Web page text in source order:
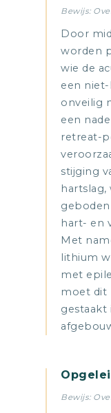
Bewijs:
Door
worden
wie de
een
onveilig
een
retreat-
stijging
hart- en
Met
lithium
met
moet dit
gestaakt
Bewijs: